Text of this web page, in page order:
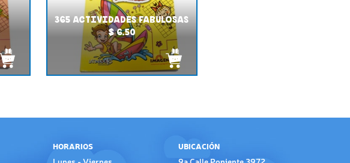
365 ACTIVIDADES FABULOSAS
$ 6.50
HORARIOS UBICACIÓN